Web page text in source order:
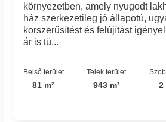
környezetben, amely nyugodt
ház szerkezetileg jó állapotú,
korszerűsítést és felújítást
ár is tü...
Belső terület
81 m²
Telek terület
943 m² 2